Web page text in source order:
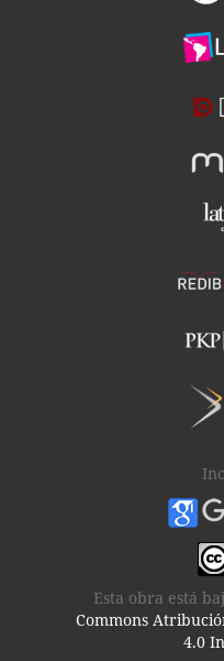
Esta obra está
Commons
4.0